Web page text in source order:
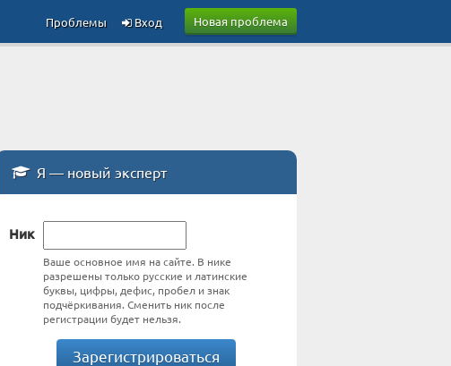
Новая проблема
Вход
Проблемы
Я — новый эксперт
Ник
Ваше основное имя на сайте. В нике
разрешены только русские и латинские
буквы, цифры, дефис, пробел и знак
подчёркивания. Сменить ник после
регистрации будет нельзя.
Зарегистрироваться